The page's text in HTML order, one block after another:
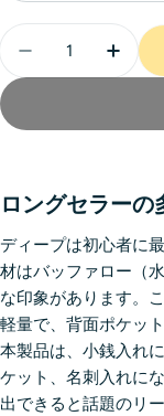
ロングセラーの
ディープは初心者に
材はバッファロー（
な印象があります。
軽量で、背面ポケッ
本製品は、小銭入れ
ケット、名刺入れに
出できると話題のリ